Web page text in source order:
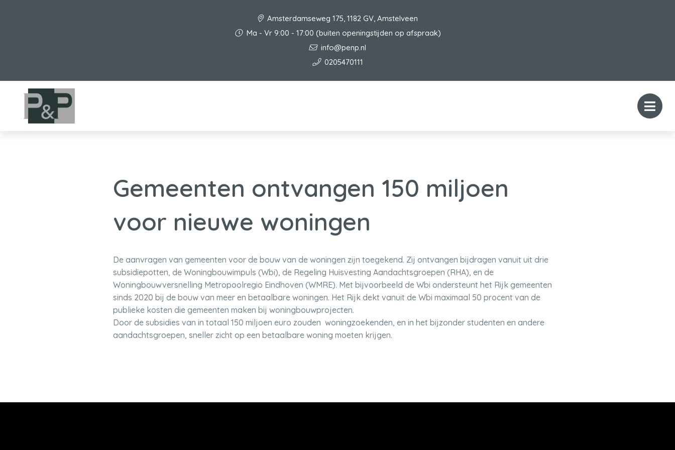
Amsterdamseweg 175, 1182 GV, Amstelveen
Ma - Vr 9:00 - 17:00 (buiten openingstijden op afspraak)
info@penp.nl
0205470111
Gemeenten ontvangen 150 miljoen
voor nieuwe woningen
De aanvragen van gemeenten voor de bouw van de woningen zijn toegekend. Zij ontvangen bijdragen vanuit uit drie
subsidiepotten, de Woningbouwimpuls (Wbi), de Regeling Huisvesting Aandachtsgroepen (RHA), en de
Woningbouwversnelling Metropoolregio Eindhoven (WMRE). Met bijvoorbeeld de Wbi ondersteunt het Rijk gemeenten
sinds 2020 bij de bouw van meer en betaalbare woningen. Het Rijk dekt vanuit de Wbi maximaal 50 procent van de
publieke kosten die gemeenten maken bij woningbouwprojecten.
Door de subsidies van in totaal 150 miljoen euro zouden woningzoekenden, en in het bijzonder studenten en andere
aandachtsgroepen, sneller zicht op een betaalbare woning moeten krijgen.